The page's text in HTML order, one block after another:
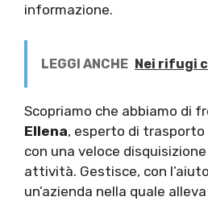
informazione.
LEGGI ANCHE Nei rifugi
Scopriamo che abbiamo di
Ellena, esperto di
con una veloce
attività. Gestisce, con
un’azienda nella quale